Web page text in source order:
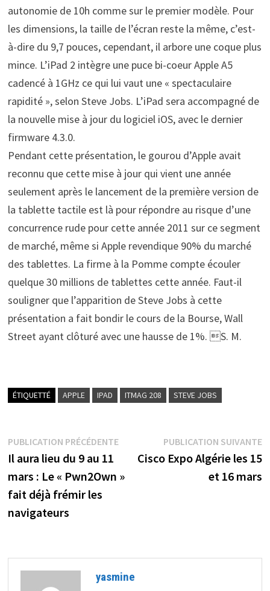
autonomie de 10h comme sur le premier modèle. Pour
les dimensions, la taille de l’écran reste la même, c’est-
à-dire du 9,7 pouces, cependant, il arbore une coque plus
mince. L’iPad 2 intègre une puce bi-coeur Apple A5
cadencé à 1GHz ce qui lui vaut une « spectaculaire
rapidité », selon Steve Jobs. L’iPad sera accompagné de
la nouvelle mise à jour du logiciel iOS, avec le dernier
firmware 4.3.0.
Pendant cette présentation, le gourou d’Apple avait
reconnu que cette mise à jour qui vient une année
seulement après le lancement de la première version de
la tablette tactile est là pour répondre au risque d’une
concurrence rude pour cette année 2011 sur ce segment
de marché, même si Apple revendique 90% du marché
des tablettes. La firme à la Pomme compte écouler
quelque 30 millions de tablettes cette année. Faut-il
souligner que l’apparition de Steve Jobs à cette
présentation a fait bondir le cours de la Bourse, Wall
Street ayant clôturé avec une hausse de 1%. S. M.
ÉTIQUETTÉ APPLE IPAD ITMAG 208 STEVE JOBS
Navigation
de
l’article
PUBLICATION PRÉCÉDENTEPublication
précédente :
Il aura lieu du 9 au 11
mars : Le « Pwn2Own »
fait déjà frémir les
navigateurs
PUBLICATION SUIVANTE
Cisco Expo Algérie les 15
et 16 mars
yasmine